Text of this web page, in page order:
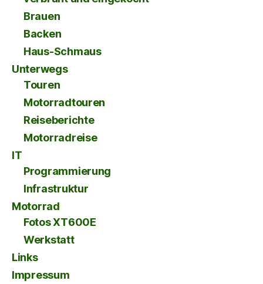
Brauen
Backen
Haus-Schmaus
Unterwegs
Touren
Motorradtouren
Reiseberichte
Motorradreise
IT
Programmierung
Infrastruktur
Motorrad
Fotos XT600E
Werkstatt
Links
Impressum